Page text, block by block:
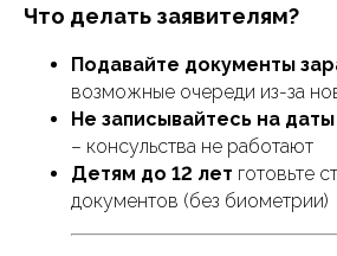
Что делать заявителям?
Подавайте документы
возможные очереди из-за
Не записывайтесь на
– консульства не работают
Детям до 12 лет готовьте
документов (без биометрии)
Главная
Узнать шанс получения визы
Варианты виз
Этапы работы
Оформленные визы